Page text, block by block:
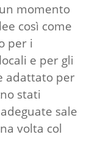
momento
così come
per i
e per gli
adattato per
stati
sale
volta col